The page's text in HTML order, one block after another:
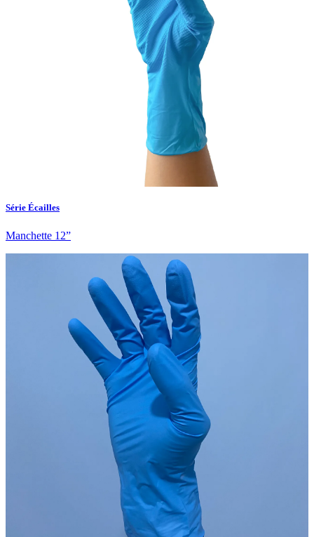
Série Écailles
Manchette 12”